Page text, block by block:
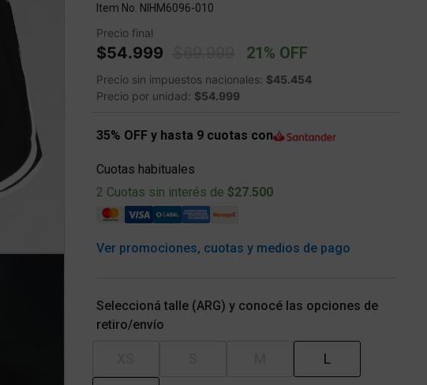
Item No. NIHM6096-010
Precio final
$54.999 Price reduced from
$69.999 21% OFF
Precio sin impuestos nacionales: $45.454
Precio por unidad: $54.999
35% OFF y hasta 9 cuotas con
Cuotas habituales
2 Cuotas sin interés de $27.500
Ver promociones, cuotas y medios de pago
Seleccioná talle (ARG) y conocé las opciones de
retiro/envío
L